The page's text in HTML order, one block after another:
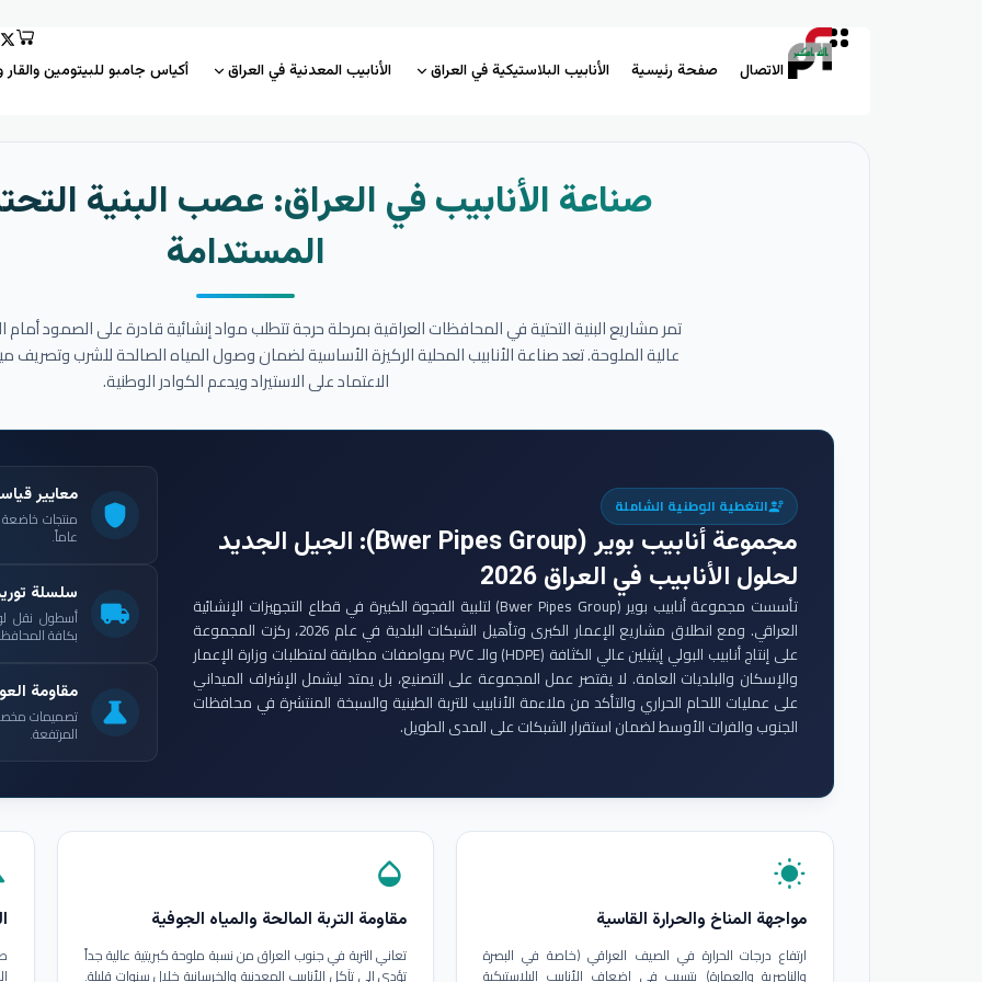
الاتصال صفحة رئيسية الأنابيب البلاستيكية في العراق الأنابيب المعدنية في العراق أكياس جامبو للبيتومين والقار
صناعة الأنابيب في العراق: عصب البنية
المستدامة
تمر مشاريع البنية التحتية في المحافظات العراقية بمرحلة حرجة تتطلب مواد إنشائية قادرة على الصمود أمام
عالية الملوحة. تعد صناعة الأنابيب المحلية الركيزة الأساسية لضمان وصول المياه الصالحة للشرب وتصريف
الاعتماد على الاستيراد ويدعم الكوادر الوطنية.
engineeringالتغطية الوطنية الشاملة
مجموعة أنابيب بوير (Bwer Pipes Group)
: الجيل الجديد
لحلول الأنابيب في العراق 2026
تأسست مجموعة أنابيب بوير (Bwer Pipes Group) لتلبية الفجوة الكبيرة في قطاع التجهيزات الإنشائية
العراقي. ومع انطلاق مشاريع الإعمار الكبرى وتأهيل الشبكات البلدية في عام 2026، ركزت المجموعة
على إنتاج أنابيب البولي إيثيلين عالي الكثافة (HDPE) والـ PVC بمواصفات مطابقة لمتطلبات وزارة الإعمار
والإسكان والبلديات العامة. لا يقتصر عمل المجموعة على التصنيع، بل يمتد ليشمل الإشراف الميداني
على عمليات اللحام الحراري والتأكد من ملاءمة الأنابيب للتربة الطينية والسبخة المنتشرة في محافظات
الجنوب والفرات الأوسط لضمان استقرار الشبكات على المدى الطويل.
shield
معايير
عاماً.
local_shipping
سلسلة
أسطول نقل
بكافة
science
مقاومة
تصميمات
المرتفعة.
wb_sunny
مواجهة المناخ والحرارة القاسية
ارتفاع درجات الحرارة في الصيف العراقي (خاصة في البصرة
والناصرية والعمارة) يتسبب في إضعاف الأنابيب البلاستيكية
opacity
مقاومة التربة المالحة والمياه الجوفية
تعاني التربة في جنوب العراق من نسبة ملوحة كبريتية عالية جداً
تؤدي إلى تآكل الأنابيب المعدنية والخرسانية خلال سنوات قليلة.